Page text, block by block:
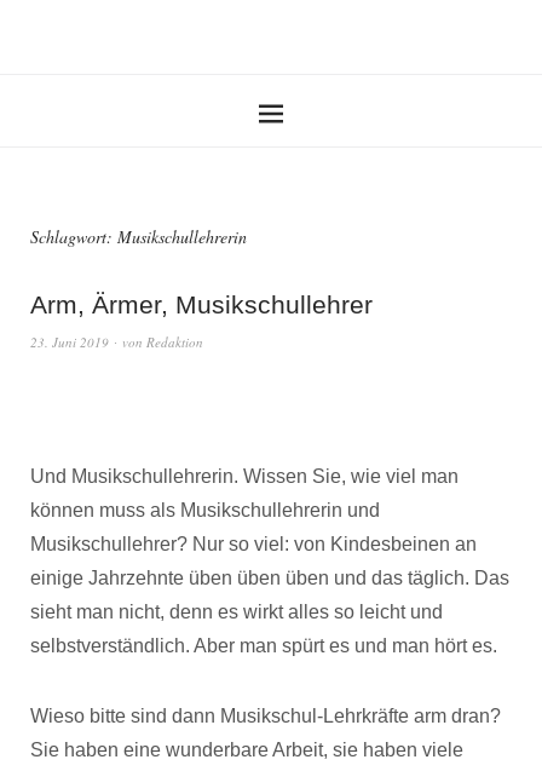
Schlagwort: Musikschullehrerin
Arm, Ärmer, Musikschullehrer
23. Juni 2019 von Redaktion
Und Musikschullehrerin. Wissen Sie, wie viel man
können muss als Musikschullehrerin und
Musikschullehrer? Nur so viel: von Kindesbeinen an
einige Jahrzehnte üben üben üben und das täglich. Das
sieht man nicht, denn es wirkt alles so leicht und
selbstverständlich. Aber man spürt es und man hört es.
Wieso bitte sind dann Musikschul-Lehrkräfte arm dran?
Sie haben eine wunderbare Arbeit, sie haben viele